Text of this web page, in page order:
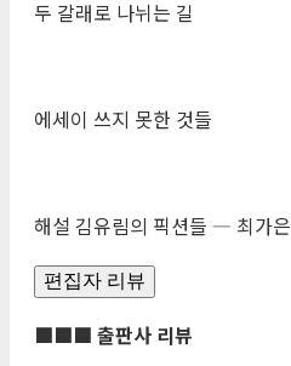
두 갈래로 나뉘는 길
에세이 쓰지 못한 것들
해설 김유림의 픽션들 ― 최가은
편집자 리뷰
■■■ 출판사 리뷰